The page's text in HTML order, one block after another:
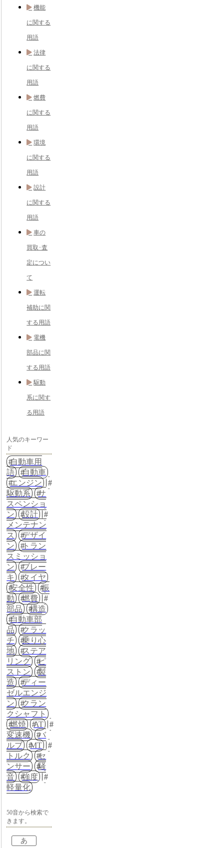
機能
に関する
用語
法律
に関する
用語
燃費
に関する
用語
環境
に関する
用語
設計
に関する
用語
車の
買取･査
定につい
て
運転
補助に関
する用語
電機
部品に関
する用語
駆動
系に関す
る用語
人気のキーワー
ド
自動車用
語
自動車
エンジン
駆動系
サ
スペンショ
ン
設計
メンテナン
ス
デザイ
ン
トラン
スミッショ
ン
ブレー
キ
タイヤ
安全性
振
動
燃費
部品
構造
自動車部
品
クラッ
チ
乗り心
地
ステア
リング
ピ
ストン
製
造
ディー
ゼルエンジ
ン
クラン
クシャフト
燃焼
AT
変速機
バ
ルブ
MT
トルク
セ
ンサー
騒
音
強度
軽量化
50音から検索で
きます。
あ